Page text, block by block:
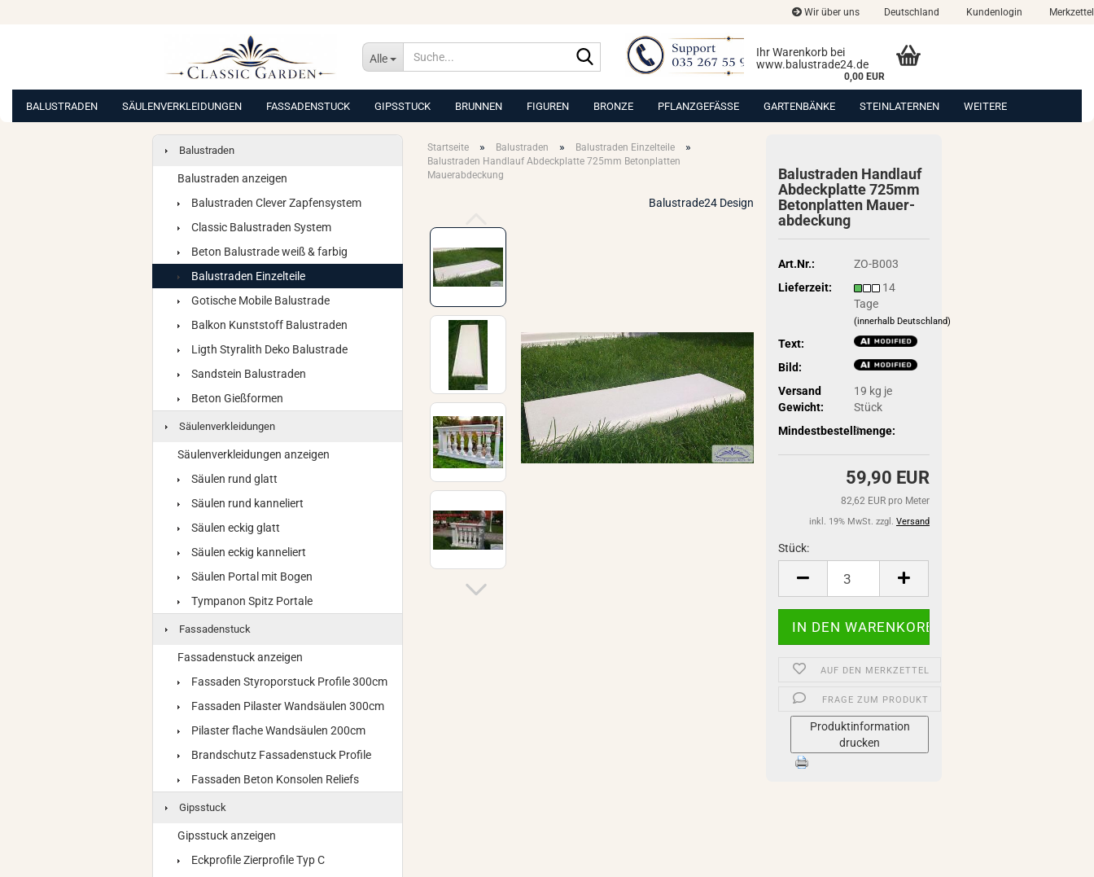
Wir über uns Deutschland Kundenlogin Merkzettel
Alle
Suche...
Ihr Warenkorb bei
www.balustrade24.de
0,00 EUR
BALUSTRADEN SÄULENVERKLEIDUNGEN FASSADENSTUCK GIPSSTUCK BRUNNEN FIGUREN BRONZE PFLANZGEFÄSSE GARTENBÄNKE STEINLATERNEN WEITERE
Startseite » Balustraden » Balustraden Einzelteile »
Balustraden Handlauf Abdeckplatte 725mm Betonplatten
Mauerabdeckung
Balustrade24 Design
Ba­lus­tra­den Hand­lauf
Ab­deck­plat­te 725mm
Be­ton­plat­ten Mau­er­
ab­de­ckung
Art.Nr.:
ZO-B003
Lieferzeit:
14
Tage
(innerhalb Deutschland)
Text:
Bild:
Versand
Gewicht:
19 kg je
Stück
Mindestbestellmenge:
3
59,90 EUR
82,62 EUR pro Meter
inkl. 19% MwSt. zzgl. Versand
Stück:
Stück
AUF DEN MERKZETTEL
FRAGE ZUM PRODUKT
Produktinformation
drucken
Balustraden
Balustraden anzeigen
Balustraden Clever Zapfensystem
Classic Balustraden System
Beton Balustrade weiß & farbig
Balustraden Einzelteile
Gotische Mobile Balustrade
Balkon Kunststoff Balustraden
Ligth Styralith Deko Balustrade
Sandstein Balustraden
Beton Gießformen
Säulenverkleidungen
Säulenverkleidungen anzeigen
Säulen rund glatt
Säulen rund kanneliert
Säulen eckig glatt
Säulen eckig kanneliert
Säulen Portal mit Bogen
Tympanon Spitz Portale
Fassadenstuck
Fassadenstuck anzeigen
Fassaden Styroporstuck Profile 300cm
Fassaden Pilaster Wandsäulen 300cm
Pilaster flache Wandsäulen 200cm
Brandschutz Fassadenstuck Profile
Fassaden Beton Konsolen Reliefs
Gipsstuck
Gipsstuck anzeigen
Eckprofile Zierprofile Typ C